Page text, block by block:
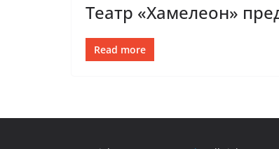
Театр «Хамелеон»
Read more